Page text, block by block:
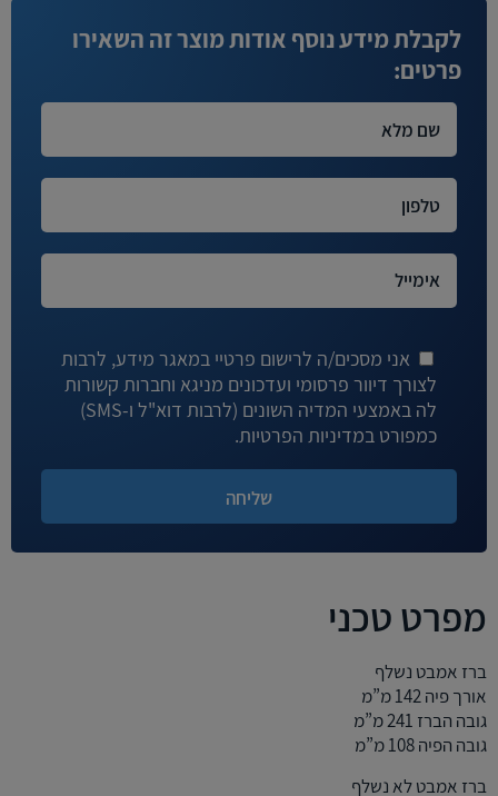
לקבלת מידע נוסף אודות מוצר זה השאירו
פרטים:
אני מסכים/ה לרישום פרטיי במאגר מידע, לרבות
לצורך דיוור פרסומי ועדכונים מניגא וחברות קשורות
לה באמצעי המדיה השונים (לרבות דוא"ל ו-SMS)
כמפורט במדיניות הפרטיות.
מפרט טכני
ברז אמבט נשלף
אורך פיה 142 מ”מ
גובה הברז 241 מ”מ
גובה הפיה 108 מ”מ
ברז אמבט לא נשלף